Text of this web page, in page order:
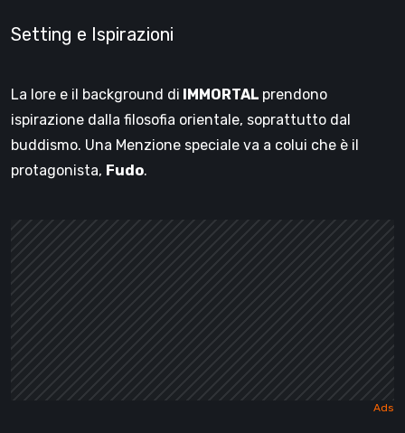
Setting e Ispirazioni
La lore e il background di IMMORTAL prendono
ispirazione dalla filosofia orientale, soprattutto dal
buddismo. Una Menzione speciale va a colui che è il
protagonista, Fudo.